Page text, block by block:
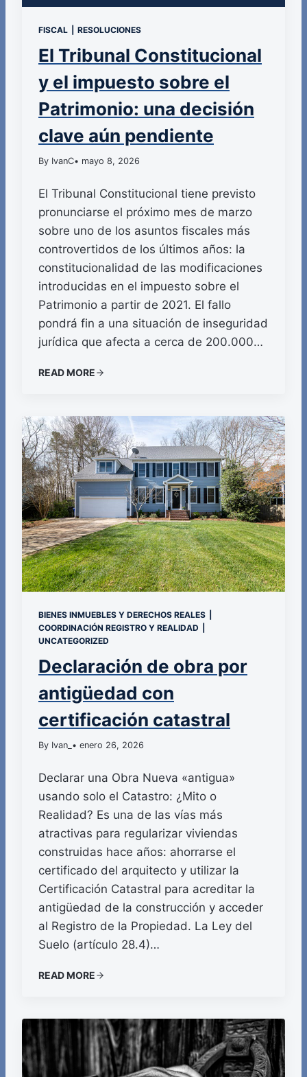
FISCAL RESOLUCIONES
El Tribunal Constitucional
y el impuesto sobre el
Patrimonio: una decisión
clave aún pendiente
By IvanC• mayo 8, 2026
El Tribunal Constitucional tiene previsto
pronunciarse el próximo mes de marzo
sobre uno de los asuntos fiscales más
controvertidos de los últimos años: la
constitucionalidad de las modificaciones
introducidas en el impuesto sobre el
Patrimonio a partir de 2021. El fallo
pondrá fin a una situación de inseguridad
jurídica que afecta a cerca de 200.000…
READ MORE
BIENES INMUEBLES Y DERECHOS REALES
COORDINACIÓN REGISTRO Y REALIDAD
UNCATEGORIZED
Declaración de obra por
antigüedad con
certificación catastral
By Ivan_ • enero 26, 2026
Declarar una Obra Nueva «antigua»
usando solo el Catastro: ¿Mito o
Realidad? Es una de las vías más
atractivas para regularizar viviendas
construidas hace años: ahorrarse el
certificado del arquitecto y utilizar la
Certificación Catastral para acreditar la
antigüedad de la construcción y acceder
al Registro de la Propiedad. La Ley del
Suelo (artículo 28.4)…
READ MORE